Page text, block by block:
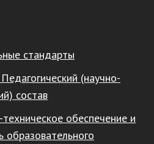
стандарты
(научно-
состав
обеспечение и
образовательного